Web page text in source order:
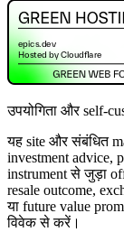
उपयोगिता और self-
यह site और संबंधित
investment advice,
instrument से जुड़ा
resale outcome,
या future value
विवेक से करें।